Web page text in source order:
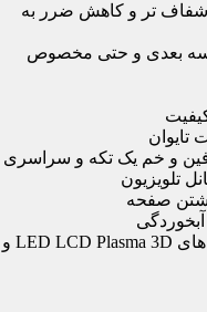
شفاف تر و کاهش ضرر به
سه بعدی و حتی مخصوص
تایوان
تلویزیون
صفحه
مناسب جهت استفاده تمامی مدل های LED LCD Plasma 3D و